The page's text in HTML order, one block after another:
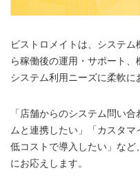
ビストロメイトは、システ
ら稼働後の運用・サポート
システム利用ニーズに柔軟に
「店舗からのシステム問い
ムと連携したい」「カスタマ
低コストで導入したい」な
にお応えします。